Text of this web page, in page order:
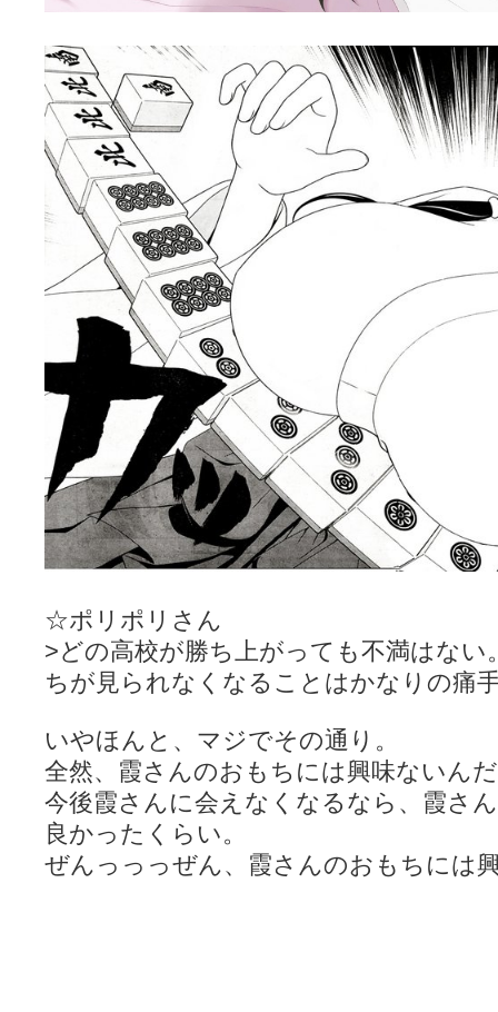
☆ポリポリさん
>どの高校が勝ち上がっても不満はな
ちが見られなくなることはかなりの痛
いやほんと、マジでその通り。
全然、霞さんのおもちには興味ないん
今後霞さんに会えなくなるなら、霞さ
良かったくらい。
ぜんっっっぜん、霞さんのおもちには